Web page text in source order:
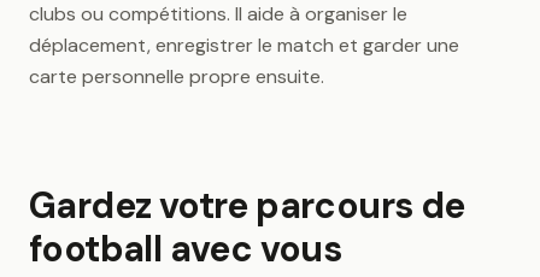
clubs ou compétitions. Il aide à organiser le
déplacement, enregistrer le match et garder une
carte personnelle propre ensuite.
Gardez votre parcours de
football avec vous